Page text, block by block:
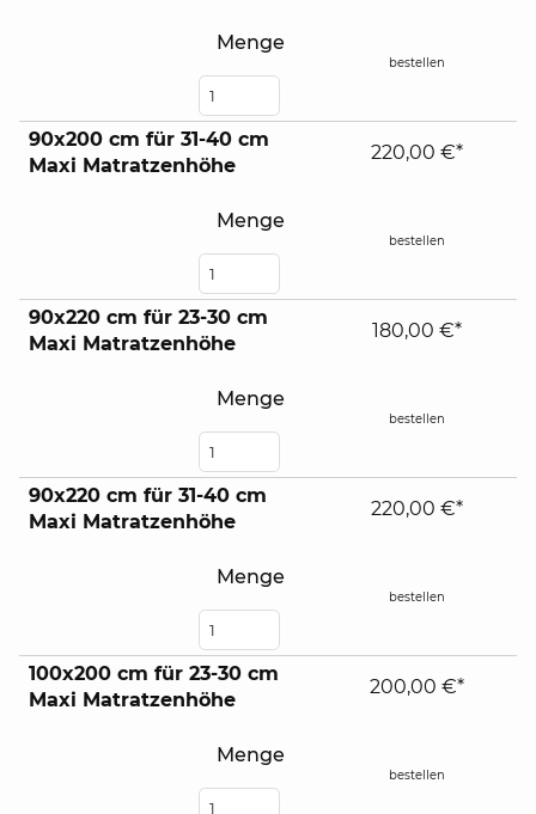
Menge
bestellen
90x200 cm für 31-40 cm
Maxi Matratzenhöhe
Menge
220,00 €*
bestellen
90x220 cm für 23-30 cm
Maxi Matratzenhöhe
Menge
180,00 €*
bestellen
90x220 cm für 31-40 cm
Maxi Matratzenhöhe
Menge
220,00 €*
bestellen
100x200 cm für 23-30 cm
Maxi Matratzenhöhe
Menge
200,00 €*
bestellen